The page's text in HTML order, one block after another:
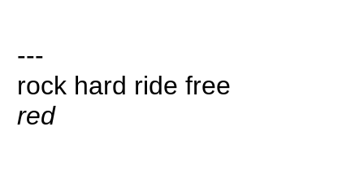
---
rock hard ride free
red